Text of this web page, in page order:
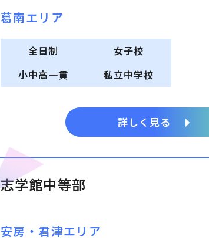
葛南エリア
全日制
女子校
小中高一貫
私立中学校
詳しく見る
志学館中等部
安房・君津エリア